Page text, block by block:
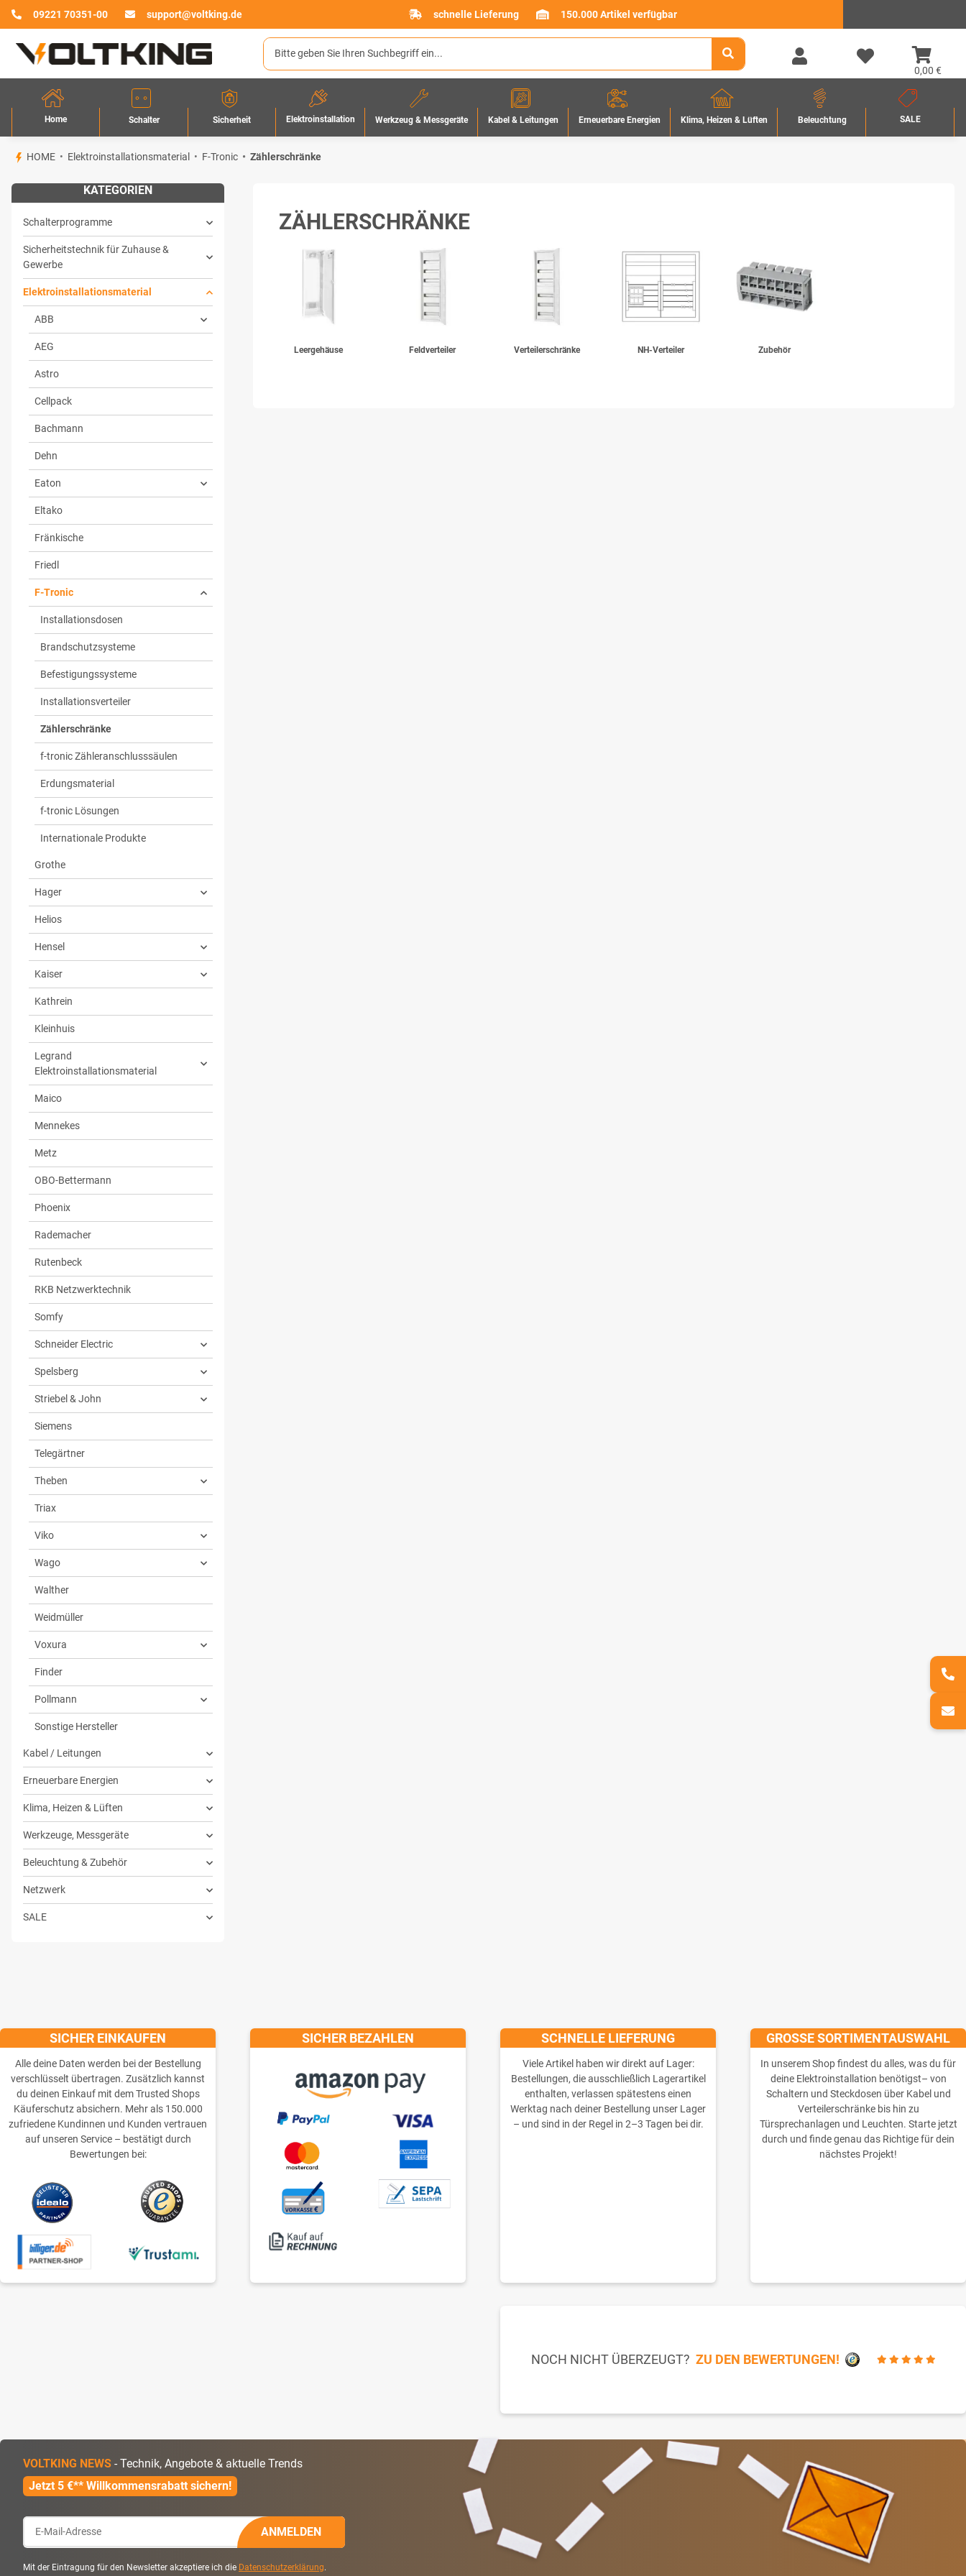
09221 70351-00 support@voltking.de schnelle Lieferung 150.000 Artikel verfügbar
0,00 €
Home Schalter Sicherheit Elektroinstallation Werkzeug & Messgeräte Kabel & Leitungen Erneuerbare Energien Klima, Heizen & Lüften Beleuchtung SALE
HOME Elektroinstallationsmaterial F-Tronic Zählerschränke
ZÄHLERSCHRÄNKE
Leergehäuse Feldverteiler Verteilerschränke NH-Verteiler Zubehör
KATEGORIEN
Schalterprogramme
Sicherheitstechnik für Zuhause &
Gewerbe
Elektroinstallationsmaterial
ABB
AEG
Astro
Cellpack
Bachmann
Dehn
Eaton
Eltako
Fränkische
Friedl
F-Tronic
Installationsdosen
Brandschutzsysteme
Befestigungssysteme
Installationsverteiler
Zählerschränke
f-tronic Zähleranschlusssäulen
Erdungsmaterial
f-tronic Lösungen
Internationale Produkte
Grothe
Hager
Helios
Hensel
Kaiser
Kathrein
Kleinhuis
Legrand
Elektroinstallationsmaterial
Maico
Mennekes
Metz
OBO-Bettermann
Phoenix
Rademacher
Rutenbeck
RKB Netzwerktechnik
Somfy
Schneider Electric
Spelsberg
Striebel & John
Siemens
Telegärtner
Theben
Triax
Viko
Wago
Walther
Weidmüller
Voxura
Finder
Pollmann
Sonstige Hersteller
Kabel / Leitungen
Erneuerbare Energien
Klima, Heizen & Lüften
Werkzeuge, Messgeräte
Beleuchtung & Zubehör
Netzwerk
SALE
VOLTKING NEWS - Technik, Angebote & aktuelle Trends
Jetzt 5 €** Willkommensrabatt sichern!
ANMELDEN
Mit der Eintragung für den Newsletter akzeptiere ich die Datenschutzerklärung.
SICHER EINKAUFEN
Alle deine Daten werden bei der Bestellung
verschlüsselt übertragen. Zusätzlich kannst
du deinen Einkauf mit dem Trusted Shops
Käuferschutz absichern. Mehr als 150.000
zufriedene Kundinnen und Kunden vertrauen
auf unseren Service – bestätigt durch
Bewertungen bei:
SICHER BEZAHLEN SCHNELLE LIEFERUNG
Viele Artikel haben wir direkt auf Lager:
Bestellungen, die ausschließlich Lagerartikel
enthalten, verlassen spätestens einen
Werktag nach deiner Bestellung unser Lager
– und sind in der Regel in 2–3 Tagen bei dir.
GROSSE SORTIMENTAUSWAHL
In unserem Shop findest du alles, was du für
deine Elektroinstallation benötigst– von
Schaltern und Steckdosen über Kabel und
Verteilerschränke bis hin zu
Türsprechanlagen und Leuchten. Starte jetzt
durch und finde genau das Richtige für dein
nächstes Projekt!
NOCH NICHT ÜBERZEUGT? ZU DEN BEWERTUNGEN!